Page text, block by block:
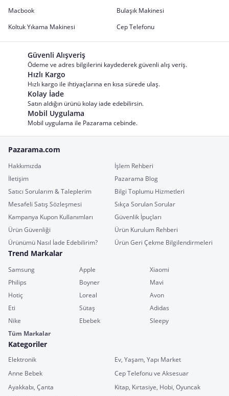
Macbook
Bulaşık Makinesi
Koltuk Yıkama Makinesi
Cep Telefonu
Güvenli Alışveriş
Ödeme ve adres bilgilerini kaydederek güvenli alış veriş.
Hızlı Kargo
Hızlı kargo ile ihtiyaçlarına en kısa sürede ulaş.
Kolay İade
Satın aldığın ürünü kolay iade edebilirsin.
Mobil Uygulama
Mobil uygulama ile Pazarama cebinde.
Pazarama.com
Hakkımızda
İşlem Rehberi
İletişim
Pazarama Blog
Satıcı Sorularım & Taleplerim
Bilgi Toplumu Hizmetleri
Mesafeli Satış Sözleşmesi
Sıkça Sorulan Sorular
Kampanya Kupon Kullanımları
Güvenlik İpuçları
Ürün Güvenliği
Ürün Kurulum Rehberi
Ürünümü Nasıl İade Edebilirim?
Ürün Geri Çekme Bilgilendirmeleri
Trend Markalar
Samsung Apple
Xiaomi
Philips
Boyner
Mavi
Hotiç
Loreal
Avon
Eti
Sütaş
Adidas
Nike
Ebebek
Sleepy
Tüm Markalar
Kategoriler
Elektronik
Ev, Yaşam, Yapı Market
Anne Bebek
Cep Telefonu ve Aksesuar
Ayakkabı, Çanta
Kitap, Kırtasiye, Hobi, Oyuncak